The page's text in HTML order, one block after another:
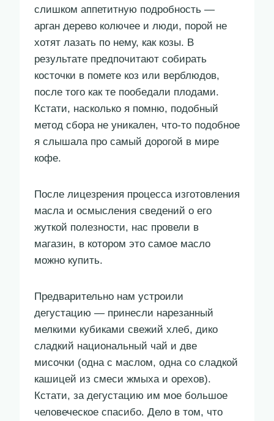
слишком аппетитную подробность —
арган дерево колючее и люди, порой не
хотят лазать по нему, как козы. В
результате предпочитают собирать
косточки в помете коз или верблюдов,
после того как те пообедали плодами.
Кстати, насколько я помню, подобный
метод сбора не уникален, что-то подобное
я слышала про самый дорогой в мире
кофе.
После лицезрения процесса изготовления
масла и осмысления сведений о его
жуткой полезности, нас провели в
магазин, в котором это самое масло
можно купить.
Предварительно нам устроили
дегустацию — принесли нарезанный
мелкими кубиками свежий хлеб, дико
сладкий национальный чай и две
мисочки (одна с маслом, одна со сладкой
кашицей из смеси жмыха и орехов).
Кстати, за дегустацию им мое большое
человеческое спасибо. Дело в том, что